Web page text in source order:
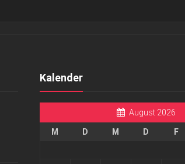
Kalender
August 2026
M D M D F